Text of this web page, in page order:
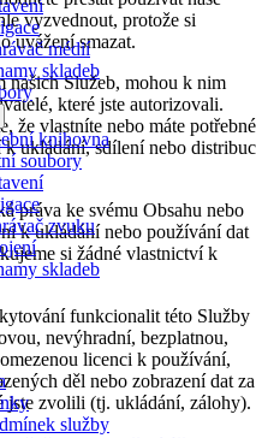
médií
skladeb
knihovna
soubory
zvuku
skladeb
služby
vyzvednout, protože si
uvážení smazat.
našich Služeb, mohou k nim
které jste autorizovali.
že vlastníte nebo máte potřebné
k ukládání, sdílení nebo
práva ke svému Obsahu nebo
k ukládání nebo používání dat
si žádné vlastnictví k
funkcionalit této Služby
nevýhradní, bezplatnou,
licenci k používání,
děl nebo zobrazení dat za
jste zvolili (tj. ukládání, zálohy).